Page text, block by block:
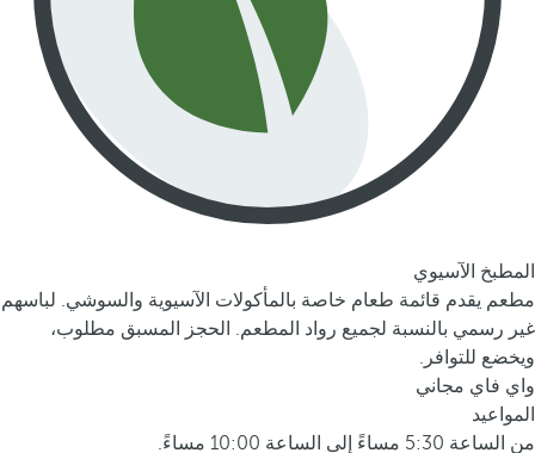
المطبخ الآسيوي
مطعم يقدم قائمة طعام خاصة بالمأكولات الآسيوية والسوشي. لباسهم
غير رسمي بالنسبة لجميع رواد المطعم. الحجز المسبق مطلوب،
ويخضع للتوافر.
واي فاي مجاني
المواعيد
من الساعة 5:30 مساءً إلى الساعة 10:00 مساءً.